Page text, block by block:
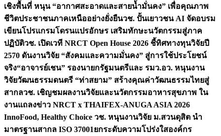
เชิงพื้นที่ หนุน “อากาศสะอาดและสายน้ำมั่นคง” เพื่อคุณภาพ
ชีวิตประชาชนภาคเหนืออย่างยั่งยืนวช. ปั้นเยาวชน AI จัดอบรม
เขียนโปรแกรมโดรนแปรอักษร เสริมทักษะนวัตกรรมสู่ภาค
ปฏิบัติวช. เปิดเวที NRCT Open House 2026 ชี้ทิศทางทุนวิจัยปี
2570 ดันงานวิจัย “สังคมและความมั่นคง” สู่การใช้ประโยชน์
จริง“อาจารย์เชน” รองนายกรัฐมนตรีและ รมว.อว. หนุนงาน
วิจัยวัฒนธรรมดนตรี “ท่าสยาม” สร้างคุณค่าวัฒนธรรมไทยสู่
สากลวช. เชิญชมผลงานวิจัยและนวัตกรรมอาหารสุขภาพ ใน
งานแถลงข่าว NRCT x THAIFEX-ANUGA ASIA 2026
InnoFood, Healthy Choice วช. หนุนงานวิจัย ม.สวนดุสิต นำ
มาตรฐานสากล ISO 37001ยกระดับความโปร่งใสองค์กร